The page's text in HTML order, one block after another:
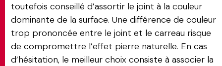
toutefois conseillé d’assortir le joint à la couleur
dominante de la surface. Une différence de couleur
trop prononcée entre le joint et le carreau risque
de compromettre l’effet pierre naturelle. En cas
d’hésitation, le meilleur choix consiste à associer la